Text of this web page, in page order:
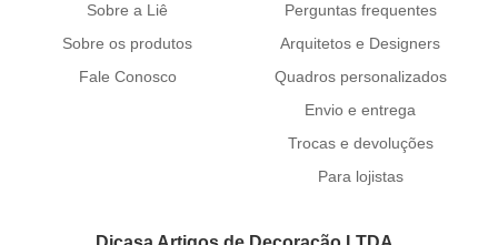
Sobre a Liê
Sobre os produtos
Fale Conosco
Perguntas frequentes
Arquitetos e Designers
Quadros personalizados
Envio e entrega
Trocas e devoluções
Para lojistas